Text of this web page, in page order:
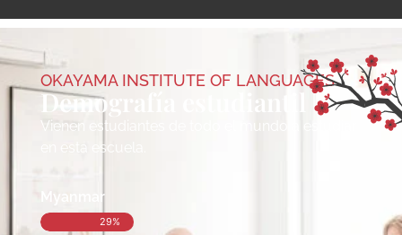
OKAYAMA INSTITUTE OF LANGUAGES
Demografía estudiantil
Vienen estudiantes de todo el mundo a estudiar
en esta escuela.
Myanmar
29%